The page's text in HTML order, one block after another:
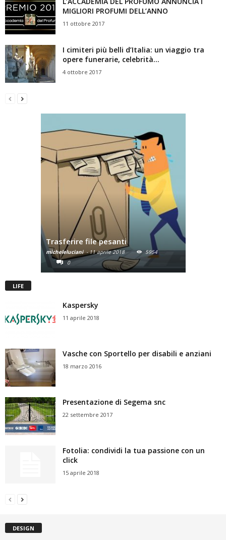
MIGLIORI PROFUMI DELL’ANNO
11 ottobre 2017
I cimiteri più belli d’Italia: un viaggio tra
opere funerarie, celebrità...
4 ottobre 2017
Trasferire file pesanti
micheleluciani - 11 aprile 2018
5954
0
LIFE
Kaspersky
11 aprile 2018
Vasche con Sportello per disabili e anziani
18 marzo 2016
Presentazione di Segema snc
22 settembre 2017
Fotolia: condividi la tua passione con un
click
15 aprile 2018
DESIGN